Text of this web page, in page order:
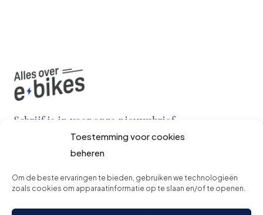
Toestemming voor cookies
beheren
Om de beste ervaringen te bieden, gebruiken we technologieën
zoals cookies om apparaatinformatie op te slaan en/of te openen.
Schrijf je in voor onze nieuwsbrief